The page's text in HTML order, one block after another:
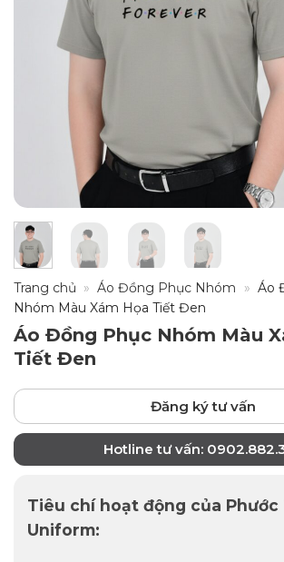
Trang chủ » Áo Đồng Phục Nhóm » Áo
Nhóm Màu Xám Họa Tiết Đen
Áo Đồng Phục Nhóm Màu
Tiết Đen
Đăng ký tư vấn
Hotline tư vấn:
Tiêu chí hoạt động của Phước
Uniform: